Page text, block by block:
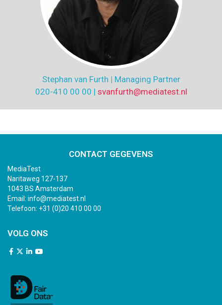
Stephan van Furth | Managing Partner
020-410 00 00 | svanfurth@mediatest.nl
CONTACT GEGEVENS
MediaTest
Naritaweg 127-137
1043 BS Amsterdam
Email: info@mediatest.nl
Telefoon: +31 (0)20 410 00 00
VOLG ONS